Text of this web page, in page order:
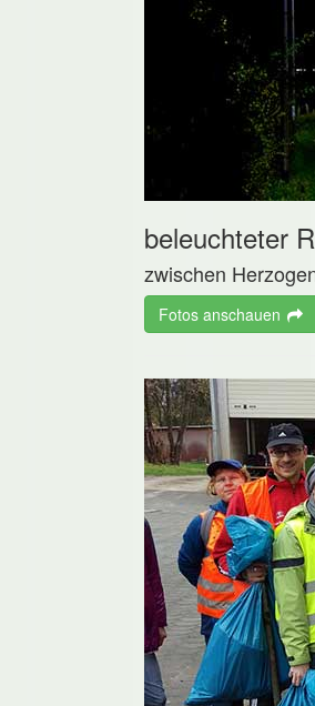
beleuchteter
zwischen
Fotos anschauen